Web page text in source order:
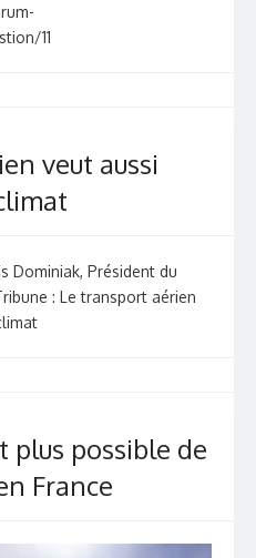
11
veut aussi
Dominiak, Président du
: Le transport aérien
plus possible de
France